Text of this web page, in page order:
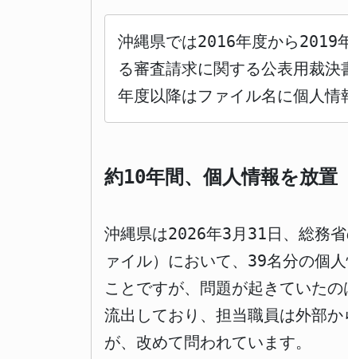
沖縄県では2016年度から2019
る審査請求に関する公表用裁
年度以降はファイル名に個人情
約10年間、個人情報を放
沖縄県は2026年3月31日、総務
ァイル）において、39名分の個
ことですが、問題が起きていた
流出しており、担当職員は外部
が、改めて問われています。